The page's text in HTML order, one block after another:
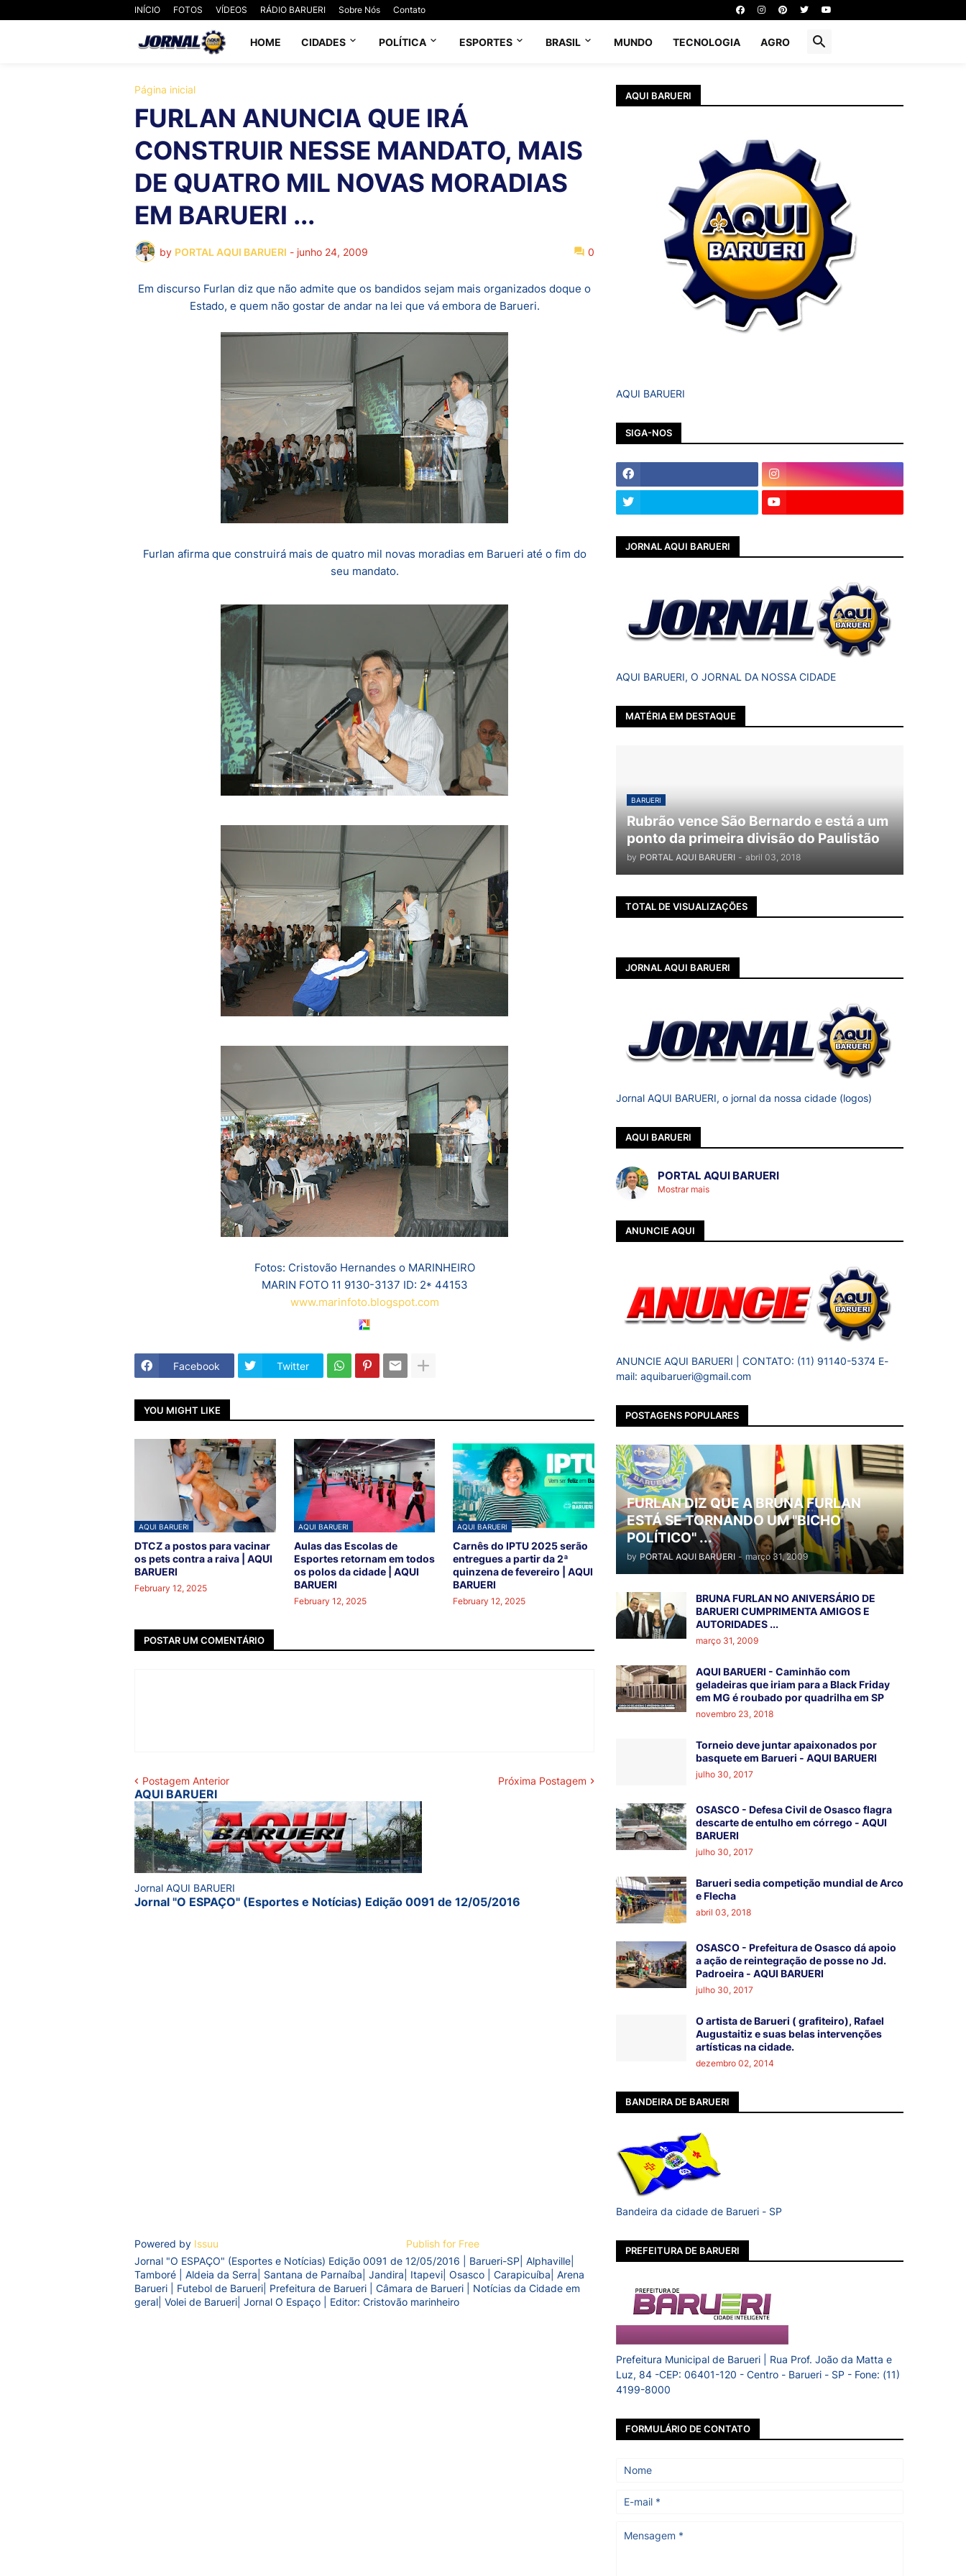
INÍCIO FOTOS VÍDEOS RÁDIO BARUERI Sobre Nós Contato
HOME CIDADES POLÍTICA ESPORTES BRASIL MUNDO TECNOLOGIA AGRO
Página inicial
FURLAN ANUNCIA QUE IRÁ
CONSTRUIR NESSE MANDATO, MAIS
DE QUATRO MIL NOVAS MORADIAS
EM BARUERI ...
by PORTAL AQUI BARUERI - junho 24, 2009 0
Em discurso Furlan diz que não admite que os bandidos sejam mais organizados doque o
Estado, e quem não gostar de andar na lei que vá embora de Barueri.
Furlan afirma que construirá mais de quatro mil novas moradias em Barueri até o fim do
seu mandato.
Fotos: Cristovão Hernandes o MARINHEIRO
MARIN FOTO 11 9130-3137 ID: 2* 44153
www.marinfoto.blogspot.com
Facebook Twitter
YOU MIGHT LIKE
AQUI BARUERI
DTCZ a postos para vacinar
os pets contra a raiva | AQUI
BARUERI
February 12, 2025
AQUI BARUERI
Aulas das Escolas de
Esportes retornam em todos
os polos da cidade | AQUI
BARUERI
February 12, 2025
AQUI BARUERI
Carnês do IPTU 2025 serão
entregues a partir da 2ª
quinzena de fevereiro | AQUI
BARUERI
February 12, 2025
POSTAR UM COMENTÁRIO
Postagem Anterior Próxima Postagem
AQUI BARUERI
Jornal AQUI BARUERI
Jornal "O ESPAÇO" (Esportes e Notícias) Edição 0091 de 12/05/2016
Powered by Issuu
Publish for Free
Jornal "O ESPAÇO" (Esportes e Notícias) Edição 0091 de 12/05/2016 | Barueri-SP| Alphaville|
Tamboré | Aldeia da Serra| Santana de Parnaíba| Jandira| Itapevi| Osasco | Carapicuíba| Arena
Barueri | Futebol de Barueri| Prefeitura de Barueri | Câmara de Barueri | Notícias da Cidade em
geral| Volei de Barueri| Jornal O Espaço | Editor: Cristovão marinheiro
AQUI BARUERI
AQUI BARUERI
SIGA-NOS
JORNAL AQUI BARUERI
AQUI BARUERI, O JORNAL DA NOSSA CIDADE
MATÉRIA EM DESTAQUE
BARUERI
Rubrão vence São Bernardo e está a um
ponto da primeira divisão do Paulistão
by PORTAL AQUI BARUERI - abril 03, 2018
TOTAL DE VISUALIZAÇÕES
JORNAL AQUI BARUERI
Jornal AQUI BARUERI, o jornal da nossa cidade (logos)
AQUI BARUERI
PORTAL AQUI BARUERI
Mostrar mais
ANUNCIE AQUI
ANUNCIE AQUI BARUERI | CONTATO: (11) 91140-5374 E-
mail: aquibarueri@gmail.com
POSTAGENS POPULARES
FURLAN DIZ QUE A BRUNA FURLAN
ESTÁ SE TORNANDO UM "BICHO
POLÍTICO" ...
by PORTAL AQUI BARUERI - março 31, 2009
BRUNA FURLAN NO ANIVERSÁRIO DE
BARUERI CUMPRIMENTA AMIGOS E
AUTORIDADES ...
março 31, 2009
AQUI BARUERI - Caminhão com
geladeiras que iriam para a Black Friday
em MG é roubado por quadrilha em SP
novembro 23, 2018
Torneio deve juntar apaixonados por
basquete em Barueri - AQUI BARUERI
julho 30, 2017
OSASCO - Defesa Civil de Osasco flagra
descarte de entulho em córrego - AQUI
BARUERI
julho 30, 2017
Barueri sedia competição mundial de Arco
e Flecha
abril 03, 2018
OSASCO - Prefeitura de Osasco dá apoio
a ação de reintegração de posse no Jd.
Padroeira - AQUI BARUERI
julho 30, 2017
O artista de Barueri ( grafiteiro), Rafael
Augustaitiz e suas belas intervenções
artísticas na cidade.
dezembro 02, 2014
BANDEIRA DE BARUERI
Bandeira da cidade de Barueri - SP
PREFEITURA DE BARUERI
Prefeitura Municipal de Barueri | Rua Prof. João da Matta e
Luz, 84 -CEP: 06401-120 - Centro - Barueri - SP - Fone: (11)
4199-8000
FORMULÁRIO DE CONTATO